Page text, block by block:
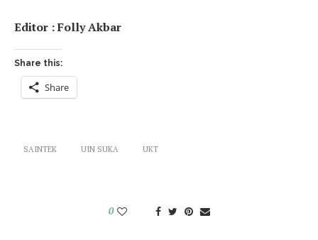
Editor : Folly Akbar
Share this:
Share
SAINTEK UIN SUKA UKT
0